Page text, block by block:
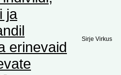
ja
erinevaid
Sirje Virkus